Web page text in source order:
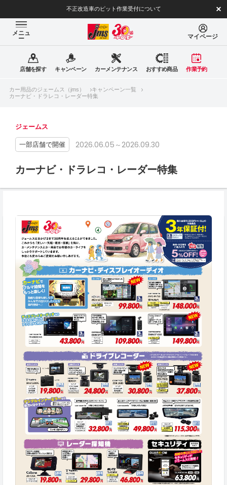
不正改造車のピット作業受付について
メニュ
ー マイページ
店舗を探す キャンペーン カーメンテナンス おすすめ商品 作業予約
カー用品のジェームス（jms）
キャンペーン一覧
カーナビ・ドラレコ・レーダー特集
ジェームス
一部店舗で開催 2026.06.05～2026.09.30
カーナビ・ドラレコ・レーダー特集